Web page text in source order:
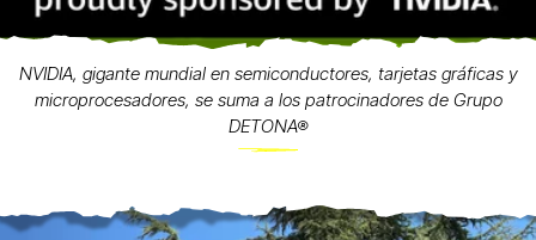
NVIDIA, gigante mundial en semiconductores, tarjetas gráficas y
microprocesadores, se suma a los patrocinadores de Grupo
DETONA®